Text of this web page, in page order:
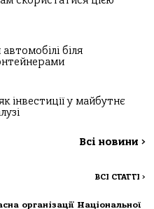
біля
інвестиції у майбутнє
Всі новини >
ВСІ СТАТТІ >
організації Національної